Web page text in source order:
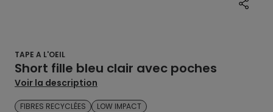
TAPE A L'OEIL
Short fille bleu clair avec poches
Voir la description
FIBRES RECYCLÉES LOW IMPACT